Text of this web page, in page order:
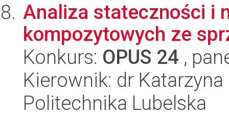
Analiza stateczności i
kompozytowych ze
Konkurs: OPUS 24 ,
Kierownik: dr
Politechnika Lubelska